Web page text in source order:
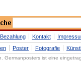
Bezahlung Kontakt
Poster Fotografie
Germanposters ist eine